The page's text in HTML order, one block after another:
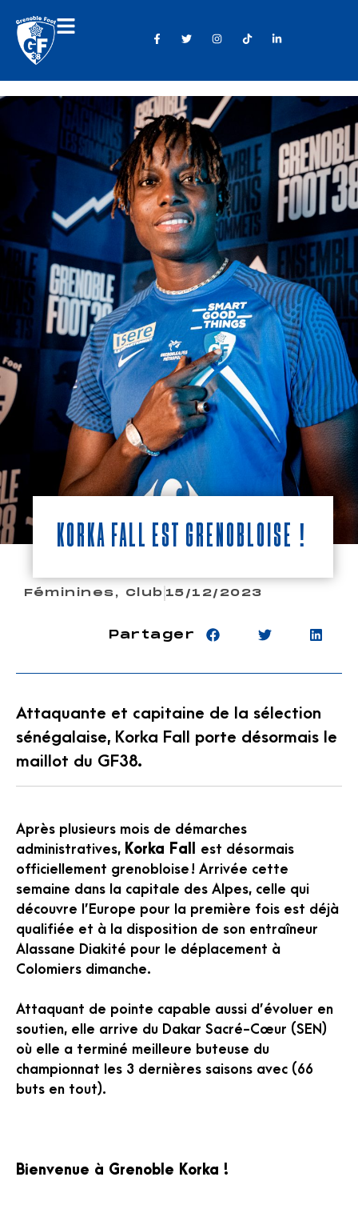
Korka Fall est Grenobloise !
Féminines, Club 15/12/2023
Partager
Attaquante et capitaine de la sélection
sénégalaise, Korka Fall porte désormais le
maillot du GF38.
Après plusieurs mois de démarches
administratives, Korka Fall est désormais
officiellement grenobloise ! Arrivée cette
semaine dans la capitale des Alpes, celle qui
découvre l’Europe pour la première fois est déjà
qualifiée et à la disposition de son entraîneur
Alassane Diakité pour le déplacement à
Colomiers dimanche.
Attaquant de pointe capable aussi d’évoluer en
soutien, elle arrive du Dakar Sacré-Cœur (SEN)
où elle a terminé meilleure buteuse du
championnat les 3 dernières saisons avec (66
buts en tout).
Bienvenue à Grenoble Korka !